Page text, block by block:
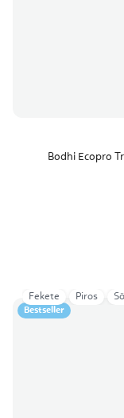
Bodhi Ecopro
Bestseller
Fekete Piros